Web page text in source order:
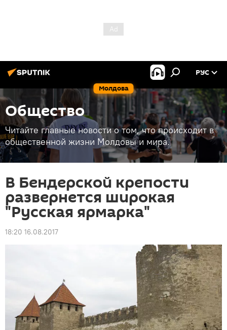
Молдова
РУС
Общество
Читайте главные новости о том, что происходит в
общественной жизни Молдовы и мира.
В Бендерской крепости
развернется широкая
"Русская ярмарка"
18:20 16.08.2017